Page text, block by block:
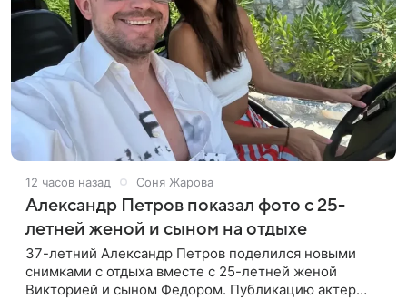
12 часов назад Соня Жарова
Александр Петров показал фото с 25-
летней женой и сыном на отдыхе
37-летний Александр Петров поделился новыми
снимками с отдыха вместе с 25-летней женой
Викторией и сыном Федором. Публикацию актер